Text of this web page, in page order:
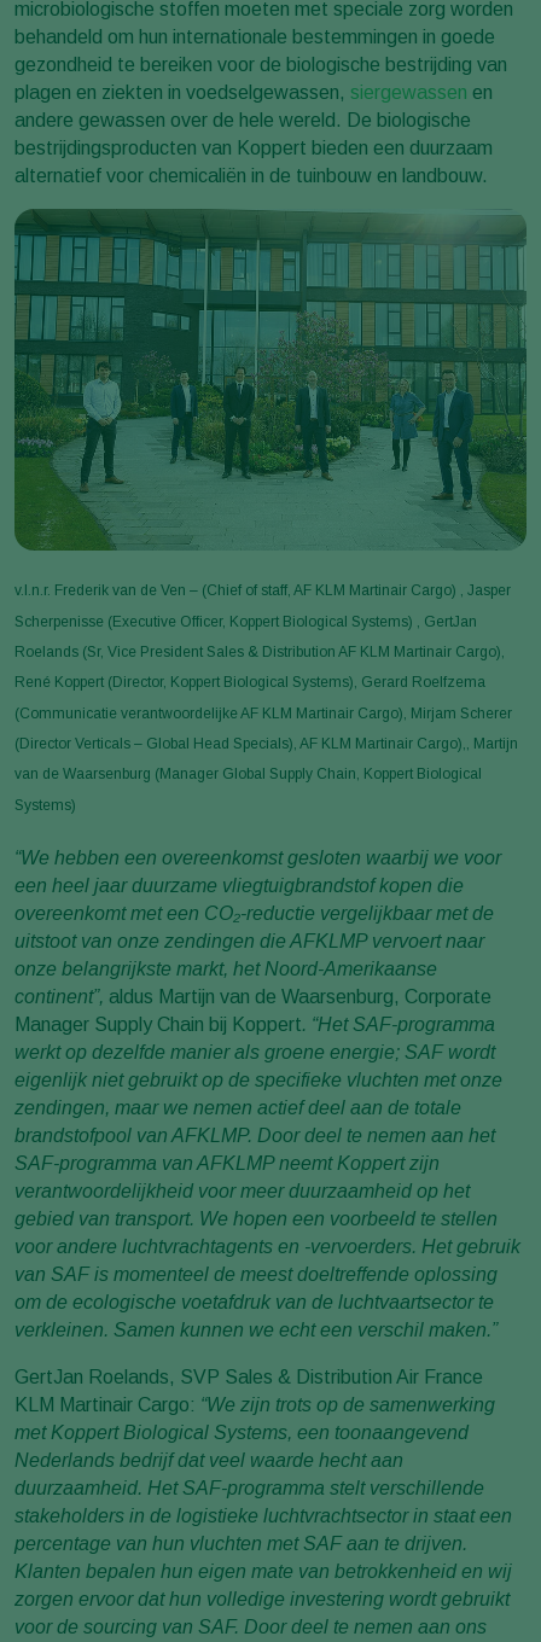
microbiologische stoffen moeten met speciale zorg worden
behandeld om hun internationale bestemmingen in goede
gezondheid te bereiken voor de biologische bestrijding van
plagen en ziekten in voedselgewassen, siergewassen en
andere gewassen over de hele wereld. De biologische
bestrijdingsproducten van Koppert bieden een duurzaam
alternatief voor chemicaliën in de tuinbouw en landbouw.
v.l.n.r. Frederik van de Ven – (Chief of staff, AF KLM Martinair Cargo) , Jasper
Scherpenisse (Executive Officer, Koppert Biological Systems) , GertJan
Roelands (Sr, Vice President Sales & Distribution AF KLM Martinair Cargo),
René Koppert (Director, Koppert Biological Systems), Gerard Roelfzema
(Communicatie verantwoordelijke AF KLM Martinair Cargo), Mirjam Scherer
(Director Verticals – Global Head Specials), AF KLM Martinair Cargo),, Martijn
van de Waarsenburg (Manager Global Supply Chain, Koppert Biological
Systems)
“We hebben een overeenkomst gesloten waarbij we voor
een heel jaar duurzame vliegtuigbrandstof kopen die
overeenkomt met een CO₂-reductie vergelijkbaar met de
uitstoot van onze zendingen die AFKLMP vervoert naar
onze belangrijkste markt, het Noord-Amerikaanse
continent”, aldus Martijn van de Waarsenburg, Corporate
Manager Supply Chain bij Koppert. “Het SAF-programma
werkt op dezelfde manier als groene energie; SAF wordt
eigenlijk niet gebruikt op de specifieke vluchten met onze
zendingen, maar we nemen actief deel aan de totale
brandstofpool van AFKLMP. Door deel te nemen aan het
SAF-programma van AFKLMP neemt Koppert zijn
verantwoordelijkheid voor meer duurzaamheid op het
gebied van transport. We hopen een voorbeeld te stellen
voor andere luchtvrachtagents en -vervoerders. Het gebruik
van SAF is momenteel de meest doeltreffende oplossing
om de ecologische voetafdruk van de luchtvaartsector te
verkleinen. Samen kunnen we echt een verschil maken.”
GertJan Roelands, SVP Sales & Distribution Air France
KLM Martinair Cargo: “We zijn trots op de samenwerking
met Koppert Biological Systems, een toonaangevend
Nederlands bedrijf dat veel waarde hecht aan
duurzaamheid. Het SAF-programma stelt verschillende
stakeholders in de logistieke luchtvrachtsector in staat een
percentage van hun vluchten met SAF aan te drijven.
Klanten bepalen hun eigen mate van betrokkenheid en wij
zorgen ervoor dat hun volledige investering wordt gebruikt
voor de sourcing van SAF. Door deel te nemen aan ons